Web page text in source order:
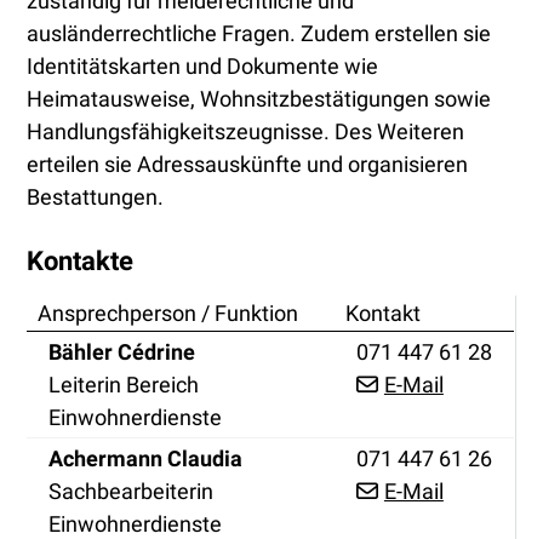
ausländerrechtliche Fragen. Zudem erstellen sie
Identitätskarten und Dokumente wie
Heimatausweise, Wohnsitzbestätigungen sowie
Handlungsfähigkeitszeugnisse. Des Weiteren
erteilen sie Adressauskünfte und organisieren
Bestattungen.
Kontakte
Ansprechperson / Funktion
Kontakt
Bähler CédrineFunktion
Leiterin Bereich
Einwohnerdienste
Tel.
071 447 61 28
E-Mail
Achermann Claudia
Sachbearbeiterin
Einwohnerdienste
Tel.
071 447 61 26
E-Mail